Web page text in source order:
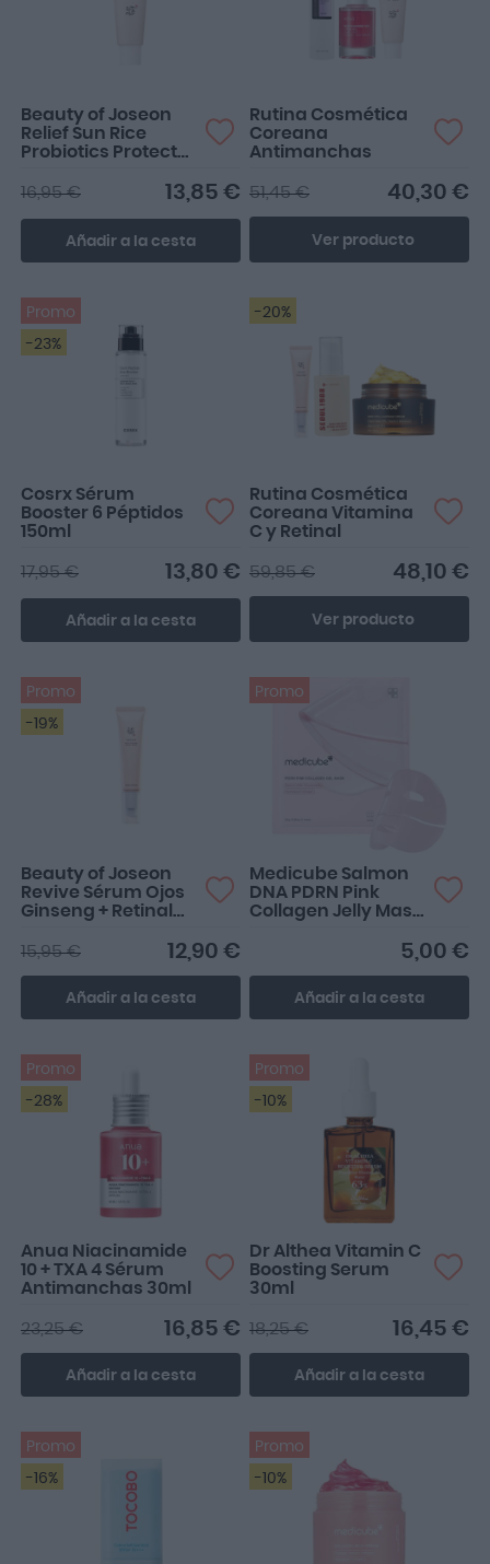
Beauty of Joseon
Relief Sun Rice
Probiotics Protector
13,85 €
16,95 €
Añadir a la cesta
Rutina Cosmética
Coreana
Antimanchas
40,30 €
51,45 €
Ver producto
Promo
-23%
Cosrx Sérum
Booster 6 Péptidos
150ml
13,80 €
17,95 €
Añadir a la cesta
-20%
Rutina Cosmética
Coreana Vitamina
C y Retinal
48,10 €
59,85 €
Ver producto
Promo
-19%
Beauty of Joseon
Revive Sérum Ojos
Ginseng + Retinal
12,90 €
15,95 €
Añadir a la cesta
Promo
Medicube Salmon
DNA PDRN Pink
Collagen Jelly Mask
5,00 €
Añadir a la cesta
Promo
-28%
Anua Niacinamide
10 + TXA 4 Sérum
Antimanchas 30ml
16,85 €
23,25 €
Añadir a la cesta
Promo
-10%
Dr Althea Vitamin C
Boosting Serum
30ml
16,45 €
18,25 €
Añadir a la cesta
Promo
-16%
Es un solar con protección
50 en roll-on que es súper
Promo
-10%